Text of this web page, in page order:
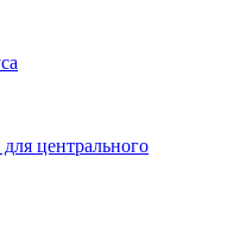
центрального